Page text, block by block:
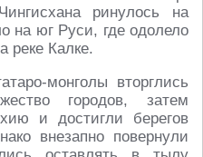
ринулось на
на юг Руси, где одолело
реке Калке.
монголы вторглись
городов, затем
и достигли берегов
внезапно повернули